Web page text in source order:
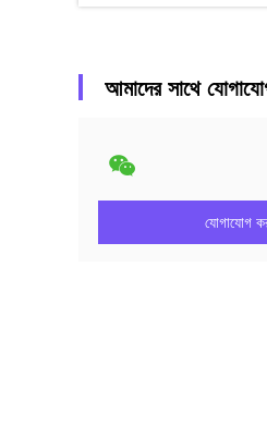
আমাদের সাথে
যোগাযোগ